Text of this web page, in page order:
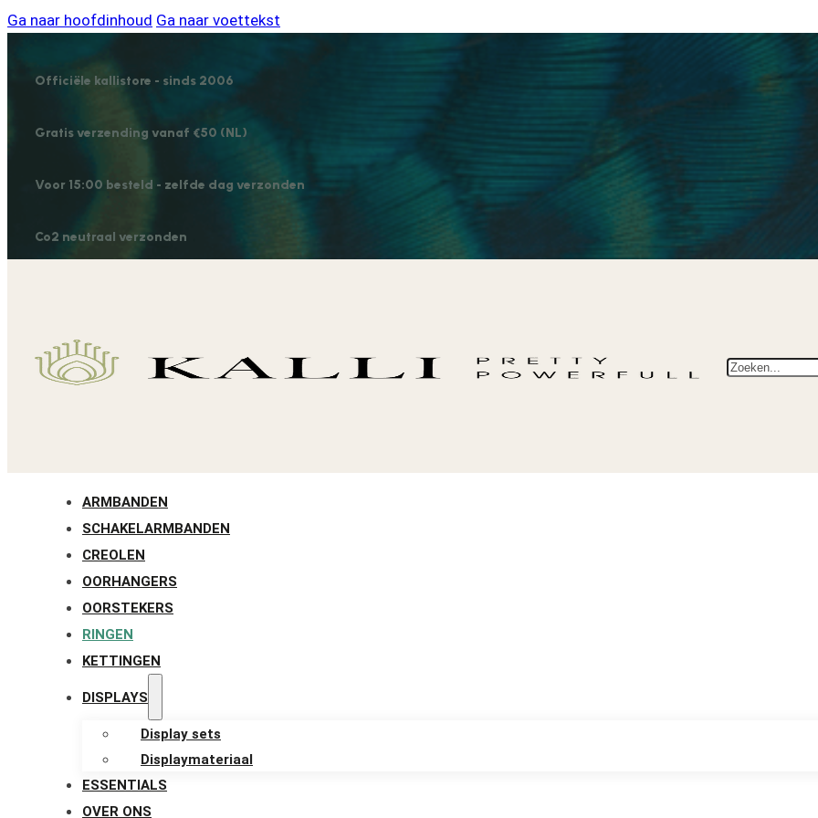
Ga naar hoofdinhoud Ga naar voettekst
Officiële kallistore - sinds 2006
Gratis verzending vanaf €50 (NL)
Voor 15:00 besteld - zelfde dag verzonden
Co2 neutraal verzonden
Zoeken
ARMBANDEN
SCHAKELARMBANDEN
CREOLEN
OORHANGERS
OORSTEKERS
RINGEN
KETTINGEN
DISPLAYS
Display sets
Displaymateriaal
ESSENTIALS
OVER ONS